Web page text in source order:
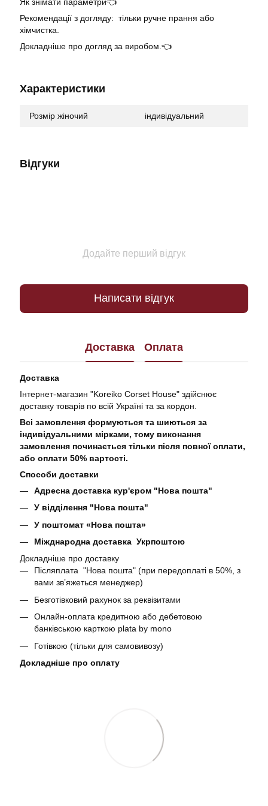
Рекомендації з догляду: тільки ручне прання або
хімчистка.
Докладніше про догляд за виробом.👈
Характеристики
Розмір жіночий індивідуальний
Відгуки
Додайте перший відгук
Написати відгук
Доставка Оплата
Доставка
Інтернет-магазин "Koreiko Corset House" здійснює
доставку товарів по всій Україні та за кордон.
Всі замовлення формуються та шиються за
індивідуальними мірками, тому виконання
замовлення починається тільки після повної оплати,
або оплати 50% вартості.
Способи доставки
Адресна доставка кур'єром "Нова пошта"
У відділення "Нова пошта"
У поштомат «Нова пошта»
Міжднародна доставка Укрпоштою
Докладніше про доставку
Післяплата "Нова пошта" (при передоплаті в 50%, з
вами звʼяжеться менеджер)
Безготівковий рахунок за реквізитами
Онлайн-оплата кредитною або дебетовою
банківською карткою plata by mono
Готівкою (тільки для самовивозу)
Докладніше про оплату